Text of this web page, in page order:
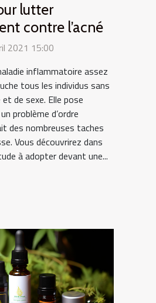
lutter
contre l’acné
2021 15:00
inflammatoire assez
tous les individus sans
de sexe. Elle pose
problème d’ordre
des nombreuses taches
Vous découvrirez dans
à adopter devant une...